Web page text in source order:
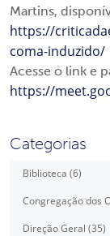
Martins,
https://
coma-induzido/
Acesse o link e
https://
Categorias
Biblioteca (6)
Congregação dos
Direção Geral (35)